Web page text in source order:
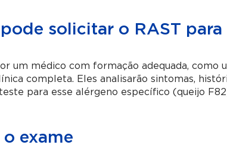
solicitar o RAST
um médico com formação adequada, como
completa. Eles analisarão sintomas,
para esse alérgeno específico (queijo
exame